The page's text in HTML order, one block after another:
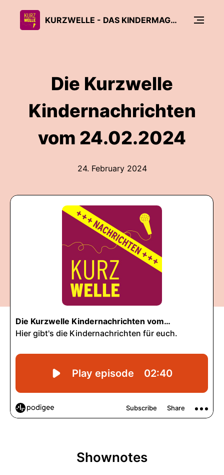
KURZWELLE - DAS KINDERMAGAZIN VON RADIO FEIERWERK
Die Kurzwelle
Kindernachrichten
vom 24.02.2024
24. February 2024
Shownotes